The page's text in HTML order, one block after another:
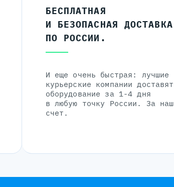
БЕСПЛАТНАЯ
И БЕЗОПАСНАЯ ДОСТАВКА
ПО РОССИИ.
И еще очень быстрая: лучшие
курьерские компании доставят
оборудование за 1-4 дня
в любую точку России. За наш
счет.